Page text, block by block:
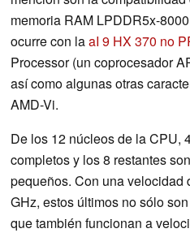
memoria RAM LPDDR5x-
ocurre con laaI 9 HX 370 no
Processor (un coprocesador
así como algunas otras
AMD-Vi.
De los 12 núcleos de la CPU,
completos y los 8 restantes
pequeños. Con una velocidad
GHz, estos últimos no sólo
que también funcionan a